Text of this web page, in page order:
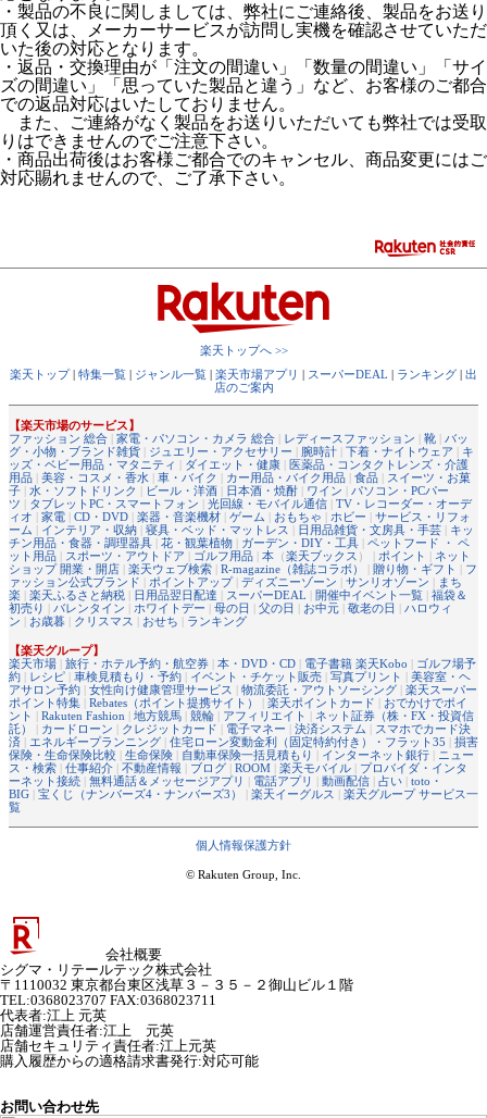
・製品の不良に関しましては、弊社にご連絡後、製品をお送り
頂く又は、メーカーサービスが訪問し実機を確認させていただ
いた後の対応となります。
・返品・交換理由が「注文の間違い」「数量の間違い」「サイ
ズの間違い」「思っていた製品と違う」など、お客様のご都合
での返品対応はいたしておりません。
また、ご連絡がなく製品をお送りいただいても弊社では受取
りはできませんのでご注意下さい。
・商品出荷後はお客様ご都合でのキャンセル、商品変更にはご
対応賜れませんので、ご了承下さい。
楽天トップへ >>
楽天トップ| 特集一覧 | ジャンル一覧 | 楽天市場アプリ | スーパーDEAL | ランキング | 出
店のご案内
【楽天市場のサービス】
ファッション 総合 | 家電・パソコン・カメラ 総合 | レディースファッション | 靴 | バッ
グ・小物・ブランド雑貨 | ジュエリー・アクセサリー | 腕時計 | 下着・ナイトウェア | キ
ッズ・ベビー用品・マタニティ | ダイエット・健康 | 医薬品・コンタクトレンズ・介護
用品 | 美容・コスメ・香水 | 車・バイク | カー用品・バイク用品 | 食品 | スイーツ・お菓
子 | 水・ソフトドリンク | ビール・洋酒 | 日本酒・焼酎 | ワイン | パソコン・PCパー
ツ | タブレットPC・スマートフォン | 光回線・モバイル通信 | TV・レコーダー・オーデ
ィオ | 家電 | CD・DVD | 楽器・音楽機材 | ゲーム | おもちゃ | ホビー | サービス・リフォ
ーム | インテリア・収納 | 寝具・ベッド・マットレス | 日用品雑貨・文房具・手芸 | キッ
チン用品・食器・調理器具 | 花・観葉植物 | ガーデン・DIY・工具 | ペットフード ・ ペ
ット用品 | スポーツ・アウトドア | ゴルフ用品 | 本 （楽天ブックス ） | ポイント | ネット
ショップ 開業・開店 | 楽天ウェブ検索 | R-magazine（雑誌コラボ） | 贈り物・ギフト | フ
ァッション公式ブランド | ポイントアップ| ディズニーゾーン | サンリオゾーン | まち
楽 | 楽天ふるさと納税 | 日用品翌日配達 | スーパーDEAL | 開催中イベント一覧 | 福袋＆
初売り | バレンタイン | ホワイトデー | 母の日 | 父の日 | お中元 | 敬老の日 | ハロウィ
ン | お歳暮 | クリスマス | おせち | ランキング
【楽天グループ】
楽天市場 | 旅行・ホテル予約・航空券 | 本・DVD・CD | 電子書籍 楽天Kobo | ゴルフ場予
約 | レシピ | 車検見積もり・予約 | イベント・チケット販売 | 写真プリント | 美容室・ヘ
アサロン予約 | 女性向け健康管理サービス | 物流委託・アウトソーシング | 楽天スーパー
ポイント特集 | Rebates（ポイント提携サイト） | 楽天ポイントカード | おでかけでポイ
ント | Rakuten Fashion | 地方競馬 | 競輪 | アフィリエイト | ネット証券（株・FX・投資信
託）
| カードローン | クレジットカード | 電子マネー | 決済システム | スマホでカード決
済 | エネルギープランニング | 住宅ローン変動金利（固定特約付き）・フラット35 | 損害
保険・生命保険比較 | 生命保険 | 自動車保険一括見積もり | インターネット銀行 | ニュー
ス・検索 | 仕事紹介 | 不動産情報 | ブログ | ROOM | 楽天モバイル | プロバイダ・インタ
ーネット接続 | 無料通話＆メッセージアプリ | 電話アプリ | 動画配信 | 占い | toto・
BIG | 宝くじ（ナンバーズ4・ナンバーズ3） | 楽天イーグルス | 楽天グループ サービス一
覧
個人情報保護方針
© Rakuten Group, Inc.
会社概要
シグマ・リテールテック株式会社
〒1110032 東京都台東区浅草３－３５－２御山ビル１階
TEL:0368023707 FAX:0368023711
代表者:江上 元英
店舗運営責任者:江上 元英
店舗セキュリティ責任者:江上元英
購入履歴からの適格請求書発行:対応可能
お問い合わせ先